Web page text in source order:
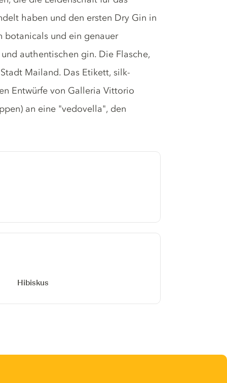
haben und den ersten Dry Gin in
botanicals und ein genauer
authentischen gin. Die Flasche,
Mailand. Das Etikett, silk-
Entwürfe von Galleria Vittorio
an eine "vedovella", den
Hibiskus